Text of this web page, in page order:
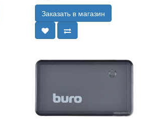
Заказать в магазин